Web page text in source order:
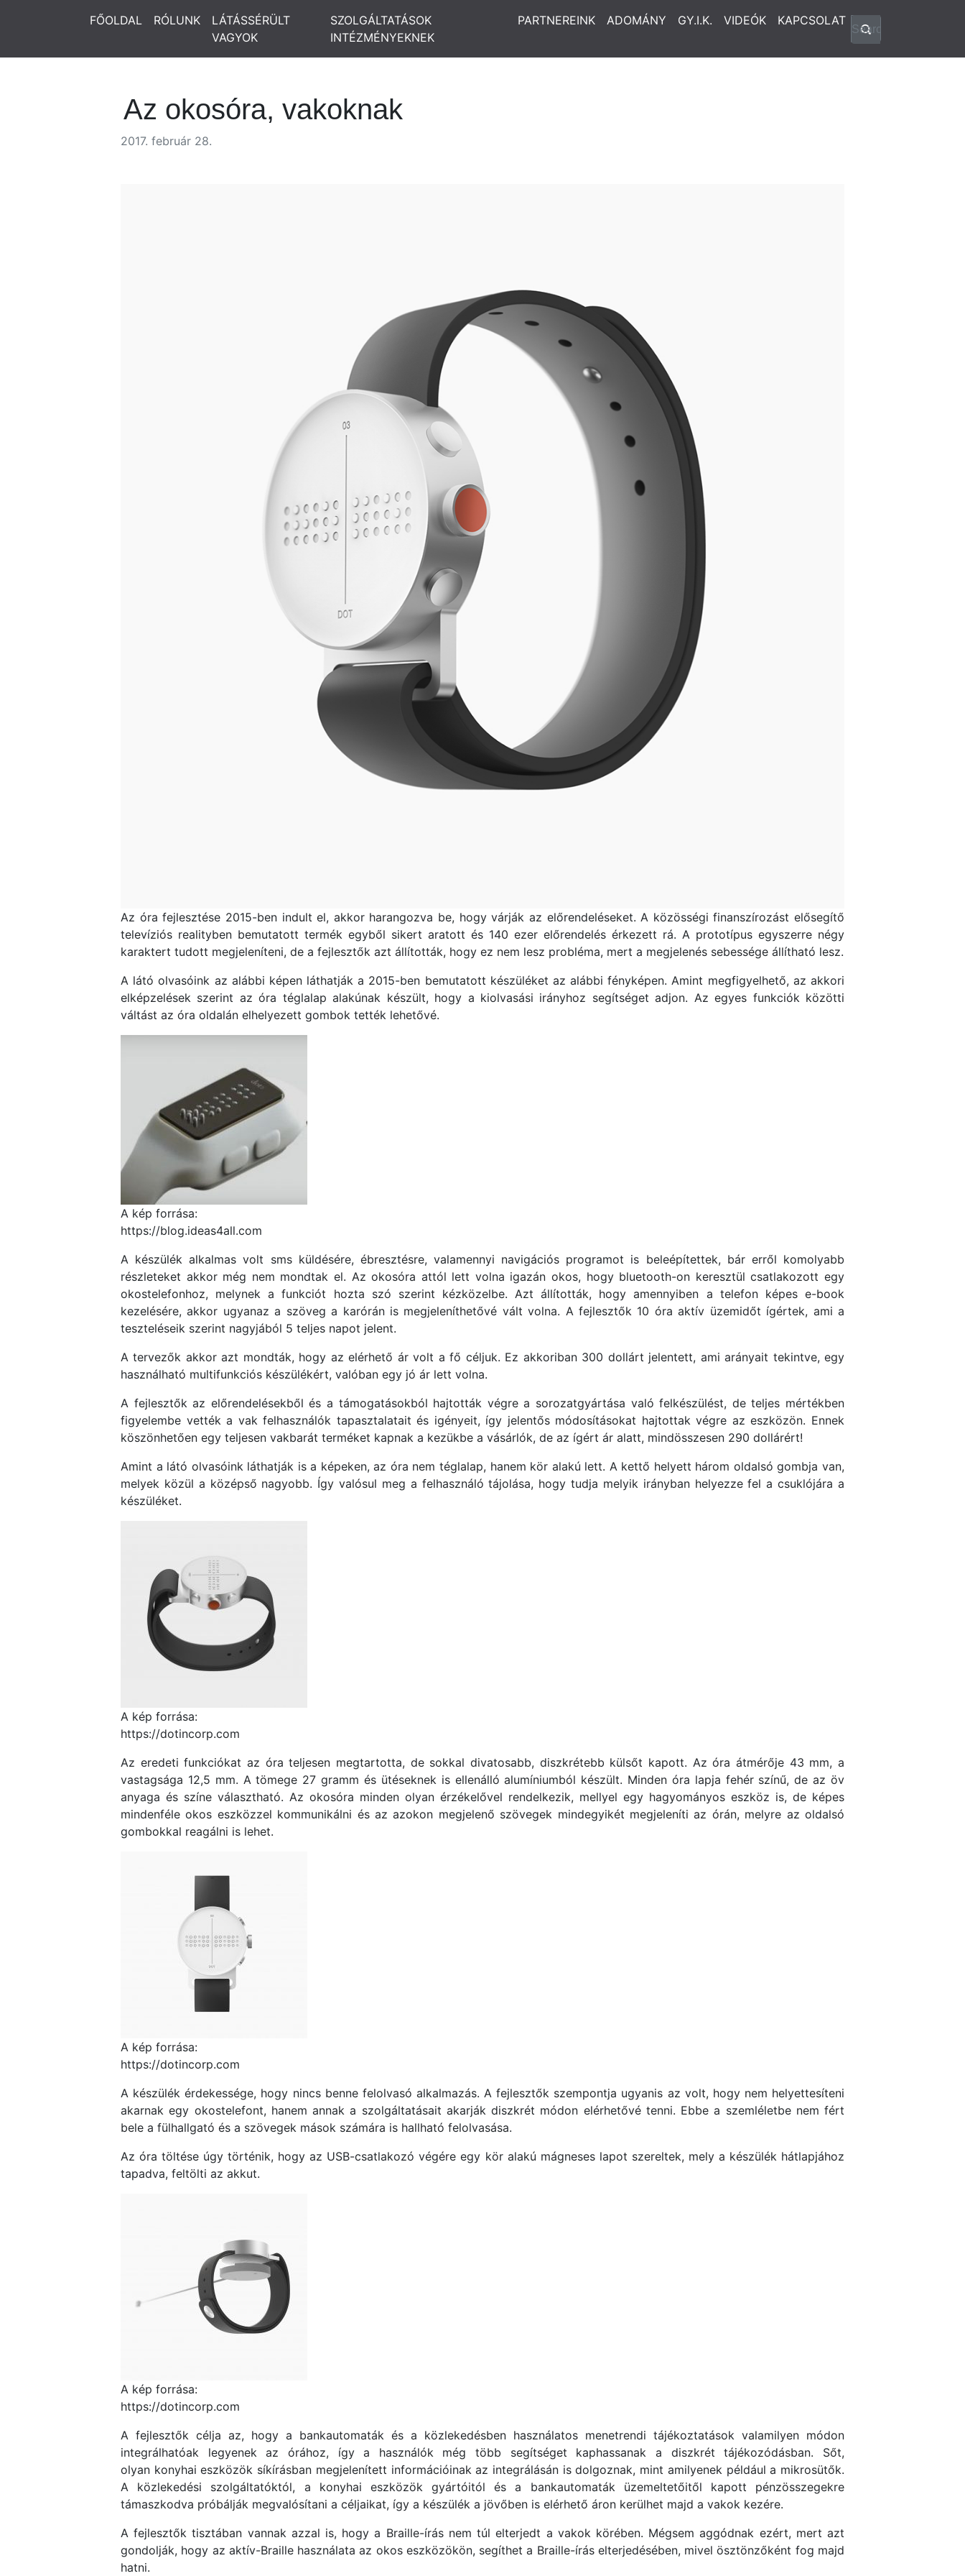
FŐOLDAL RÓLUNK
LÁTÁSSÉRÜLT
VAGYOK
SZOLGÁLTATÁSOK
INTÉZMÉNYEKNEK
PARTNEREINK ADOMÁNY GY.I.K. VIDEÓK KAPCSOLAT
Az okosóra, vakoknak
2017. február 28.
Az óra fejlesztése 2015-ben indult el, akkor harangozva be, hogy várják az előrendeléseket. A közösségi finanszírozást elősegítő
televíziós realityben bemutatott termék egyből sikert aratott és 140 ezer előrendelés érkezett rá. A prototípus egyszerre négy
karaktert tudott megjeleníteni, de a fejlesztők azt állították, hogy ez nem lesz probléma, mert a megjelenés sebessége állítható lesz.
A látó olvasóink az alábbi képen láthatják a 2015-ben bemutatott készüléket az alábbi fényképen. Amint megfigyelhető, az akkori
elképzelések szerint az óra téglalap alakúnak készült, hogy a kiolvasási irányhoz segítséget adjon. Az egyes funkciók közötti
váltást az óra oldalán elhelyezett gombok tették lehetővé.
A kép forrása:
https://blog.ideas4all.com
A készülék alkalmas volt sms küldésére, ébresztésre, valamennyi navigációs programot is beleépítettek, bár erről komolyabb
részleteket akkor még nem mondtak el. Az okosóra attól lett volna igazán okos, hogy bluetooth-on keresztül csatlakozott egy
okostelefonhoz, melynek a funkciót hozta szó szerint kézközelbe. Azt állították, hogy amennyiben a telefon képes e-book
kezelésére, akkor ugyanaz a szöveg a karórán is megjeleníthetővé vált volna. A fejlesztők 10 óra aktív üzemidőt ígértek, ami a
teszteléseik szerint nagyjából 5 teljes napot jelent.
A tervezők akkor azt mondták, hogy az elérhető ár volt a fő céljuk. Ez akkoriban 300 dollárt jelentett, ami arányait tekintve, egy
használható multifunkciós készülékért, valóban egy jó ár lett volna.
A fejlesztők az előrendelésekből és a támogatásokból hajtották végre a sorozatgyártása való felkészülést, de teljes mértékben
figyelembe vették a vak felhasználók tapasztalatait és igényeit, így jelentős módosításokat hajtottak végre az eszközön. Ennek
köszönhetően egy teljesen vakbarát terméket kapnak a kezükbe a vásárlók, de az ígért ár alatt, mindösszesen 290 dollárért!
Amint a látó olvasóink láthatják is a képeken, az óra nem téglalap, hanem kör alakú lett. A kettő helyett három oldalsó gombja van,
melyek közül a középső nagyobb. Így valósul meg a felhasználó tájolása, hogy tudja melyik irányban helyezze fel a csuklójára a
készüléket.
A kép forrása:
https://dotincorp.com
Az eredeti funkciókat az óra teljesen megtartotta, de sokkal divatosabb, diszkrétebb külsőt kapott. Az óra átmérője 43 mm, a
vastagsága 12,5 mm. A tömege 27 gramm és ütéseknek is ellenálló alumíniumból készült. Minden óra lapja fehér színű, de az öv
anyaga és színe választható. Az okosóra minden olyan érzékelővel rendelkezik, mellyel egy hagyományos eszköz is, de képes
mindenféle okos eszközzel kommunikálni és az azokon megjelenő szövegek mindegyikét megjeleníti az órán, melyre az oldalsó
gombokkal reagálni is lehet.
A kép forrása:
https://dotincorp.com
A készülék érdekessége, hogy nincs benne felolvasó alkalmazás. A fejlesztők szempontja ugyanis az volt, hogy nem helyettesíteni
akarnak egy okostelefont, hanem annak a szolgáltatásait akarják diszkrét módon elérhetővé tenni. Ebbe a szemléletbe nem fért
bele a fülhallgató és a szövegek mások számára is hallható felolvasása.
Az óra töltése úgy történik, hogy az USB-csatlakozó végére egy kör alakú mágneses lapot szereltek, mely a készülék hátlapjához
tapadva, feltölti az akkut.
A kép forrása:
https://dotincorp.com
A fejlesztők célja az, hogy a bankautomaták és a közlekedésben használatos menetrendi tájékoztatások valamilyen módon
integrálhatóak legyenek az órához, így a használók még több segítséget kaphassanak a diszkrét tájékozódásban. Sőt,
olyan konyhai eszközök síkírásban megjelenített információinak az integrálásán is dolgoznak, mint amilyenek például a mikrosütők.
A közlekedési szolgáltatóktól, a konyhai eszközök gyártóitól és a bankautomaták üzemeltetőitől kapott pénzösszegekre
támaszkodva próbálják megvalósítani a céljaikat, így a készülék a jövőben is elérhető áron kerülhet majd a vakok kezére.
A fejlesztők tisztában vannak azzal is, hogy a Braille-írás nem túl elterjedt a vakok körében. Mégsem aggódnak ezért, mert azt
gondolják, hogy az aktív-Braille használata az okos eszközökön, segíthet a Braille-írás elterjedésében, mivel ösztönzőként fog majd
hatni.